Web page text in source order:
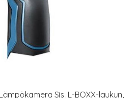
Sis. L-BOXX-laukun,